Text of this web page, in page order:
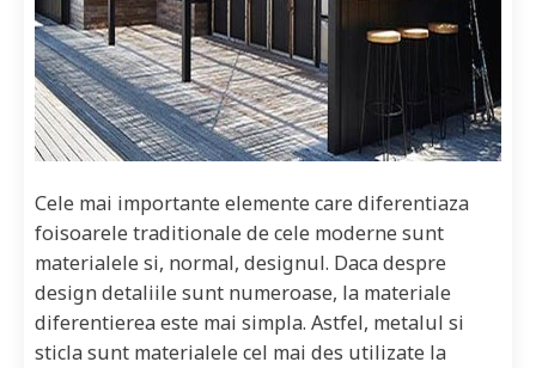
Cele mai importante elemente care diferentiaza
foisoarele traditionale de cele moderne sunt
materialele si, normal, designul. Daca despre
design detaliile sunt numeroase, la materiale
diferentierea este mai simpla. Astfel, metalul si
sticla sunt materialele cel mai des utilizate la